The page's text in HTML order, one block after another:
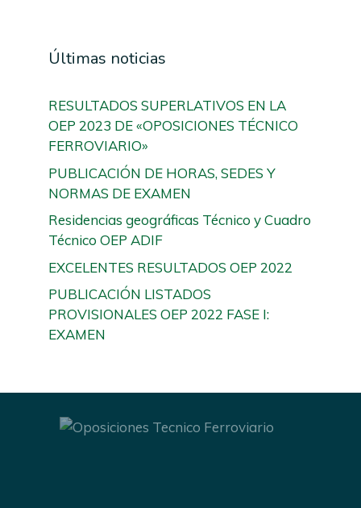
Últimas noticias
RESULTADOS SUPERLATIVOS EN LA
OEP 2023 DE «OPOSICIONES TÉCNICO
FERROVIARIO»
PUBLICACIÓN DE HORAS, SEDES Y
NORMAS DE EXAMEN
Residencias geográficas Técnico y Cuadro
Técnico OEP ADIF
EXCELENTES RESULTADOS OEP 2022
PUBLICACIÓN LISTADOS
PROVISIONALES OEP 2022 FASE I:
EXAMEN